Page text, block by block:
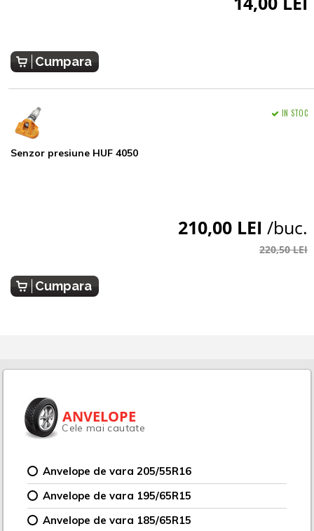
Cumpara
Senzor presiune HUF 4050
IN STOC
210,00 LEI /buc.
220,50 LEI
Cumpara
ANVELOPE
Cele mai cautate
Anvelope de vara 205/55R16
Anvelope de vara 195/65R15
Anvelope de vara 185/65R15